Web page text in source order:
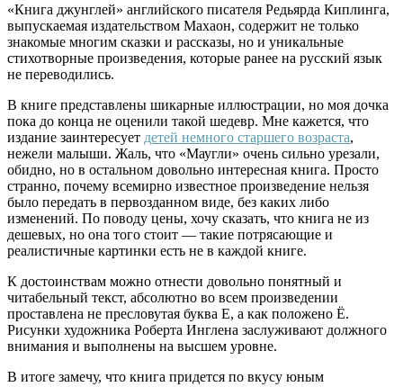
«Книга джунглей» английского писателя Редьярда Киплинга,
выпускаемая издательством Махаон, содержит не только
знакомые многим сказки и рассказы, но и уникальные
стихотворные произведения, которые ранее на русский язык
не переводились.
В книге представлены шикарные иллюстрации, но моя дочка
пока до конца не оценили такой шедевр. Мне кажется, что
издание заинтересует детей немного старшего возраста,
нежели малыши. Жаль, что «Маугли» очень сильно урезали,
обидно, но в остальном довольно интересная книга. Просто
странно, почему всемирно известное произведение нельзя
было передать в первозданном виде, без каких либо
изменений. По поводу цены, хочу сказать, что книга не из
дешевых, но она того стоит — такие потрясающие и
реалистичные картинки есть не в каждой книге.
К достоинствам можно отнести довольно понятный и
читабельный текст, абсолютно во всем произведении
проставлена не пресловутая буква Е, а как положено Ё.
Рисунки художника Роберта Инглена заслуживают должного
внимания и выполнены на высшем уровне.
В итоге замечу, что книга придется по вкусу юным